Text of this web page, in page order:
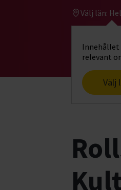
Välj län:
Innehållet
relevant
Välj
Gå till
Start